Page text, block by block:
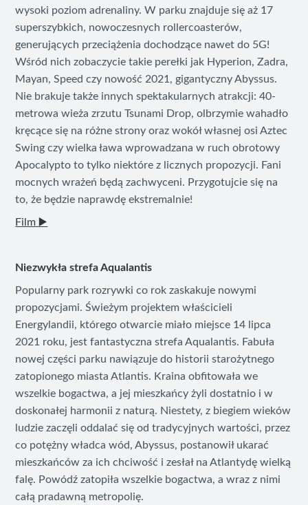
wysoki poziom adrenaliny. W parku znajduje się aż 17
superszybkich, nowoczesnych rollercoasterów,
generujących przeciążenia dochodzące nawet do 5G!
Wśród nich zobaczycie takie perełki jak Hyperion, Zadra,
Mayan, Speed czy nowość 2021, gigantyczny Abyssus.
Nie brakuje także innych spektakularnych atrakcji: 40-
metrowa wieża zrzutu Tsunami Drop, olbrzymie wahadło
kręcące się na różne strony oraz wokół własnej osi Aztec
Swing czy wielka ława wprowadzana w ruch obrotowy
Apocalypto to tylko niektóre z licznych propozycji. Fani
mocnych wrażeń będą zachwyceni. Przygotujcie się na
to, że będzie naprawdę ekstremalnie!
Film ▶️
Niezwykła strefa Aqualantis
Popularny park rozrywki co rok zaskakuje nowymi
propozycjami. Świeżym projektem właścicieli
Energylandii, którego otwarcie miało miejsce 14 lipca
2021 roku, jest fantastyczna strefa Aqualantis. Fabuła
nowej części parku nawiązuje do historii starożytnego
zatopionego miasta Atlantis. Kraina obfitowała we
wszelkie bogactwa, a jej mieszkańcy żyli dostatnio i w
doskonałej harmonii z naturą. Niestety, z biegiem wieków
ludzie zaczęli oddalać się od tradycyjnych wartości, przez
co potężny władca wód, Abyssus, postanowił ukarać
mieszkańców za ich chciwość i zesłał na Atlantydę wielką
falę. Powódź zatopiła wszelkie bogactwa, a wraz z nimi
całą pradawną metropolię.